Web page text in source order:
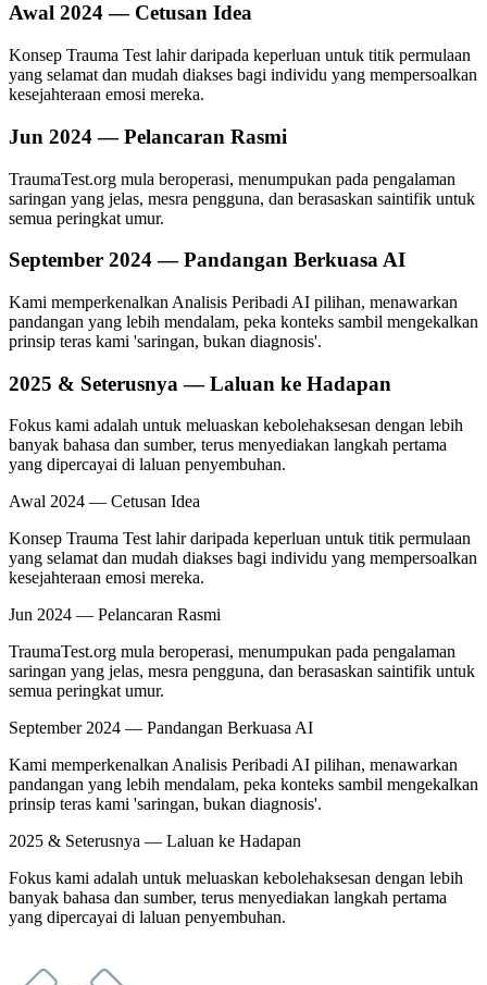
Awal 2024 — Cetusan Idea
Konsep Trauma Test lahir daripada keperluan untuk titik permulaan
yang selamat dan mudah diakses bagi individu yang mempersoalkan
kesejahteraan emosi mereka.
Jun 2024 — Pelancaran Rasmi
TraumaTest.org mula beroperasi, menumpukan pada pengalaman
saringan yang jelas, mesra pengguna, dan berasaskan saintifik untuk
semua peringkat umur.
September 2024 — Pandangan Berkuasa AI
Kami memperkenalkan Analisis Peribadi AI pilihan, menawarkan
pandangan yang lebih mendalam, peka konteks sambil mengekalkan
prinsip teras kami 'saringan, bukan diagnosis'.
2025 & Seterusnya — Laluan ke Hadapan
Fokus kami adalah untuk meluaskan kebolehaksesan dengan lebih
banyak bahasa dan sumber, terus menyediakan langkah pertama
yang dipercayai di laluan penyembuhan.
Awal 2024 — Cetusan Idea
Konsep Trauma Test lahir daripada keperluan untuk titik permulaan
yang selamat dan mudah diakses bagi individu yang mempersoalkan
kesejahteraan emosi mereka.
Jun 2024 — Pelancaran Rasmi
TraumaTest.org mula beroperasi, menumpukan pada pengalaman
saringan yang jelas, mesra pengguna, dan berasaskan saintifik untuk
semua peringkat umur.
September 2024 — Pandangan Berkuasa AI
Kami memperkenalkan Analisis Peribadi AI pilihan, menawarkan
pandangan yang lebih mendalam, peka konteks sambil mengekalkan
prinsip teras kami 'saringan, bukan diagnosis'.
2025 & Seterusnya — Laluan ke Hadapan
Fokus kami adalah untuk meluaskan kebolehaksesan dengan lebih
banyak bahasa dan sumber, terus menyediakan langkah pertama
yang dipercayai di laluan penyembuhan.